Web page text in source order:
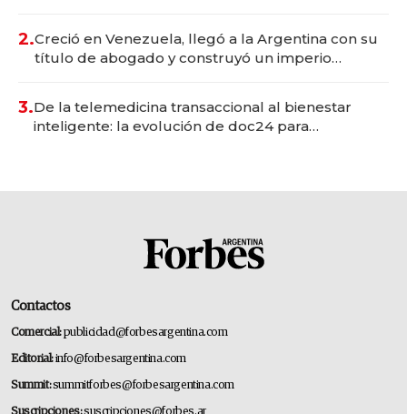
2.Creció en Venezuela, llegó a la Argentina con su
título de abogado y construyó un imperio
3.De la telemedicina transaccional al bienestar
inteligente: la evolución de doc24 para
Contactos
Comercial:publicidad@forbesargentina.com
Editorial:info@forbesargentina.com
Summit:summitforbes@forbesargentina.com
Suscripciones:suscripciones@forbes.ar